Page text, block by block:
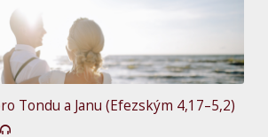
Tondu a Janu (Efezským 4,17–5,2)